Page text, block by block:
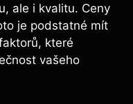
ale i kvalitu. Ceny
je podstatné mít
které
vašeho